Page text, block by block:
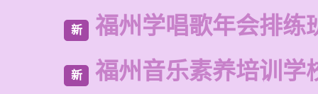
新 福州学唱歌年会排练
新 福州音乐素养培训学